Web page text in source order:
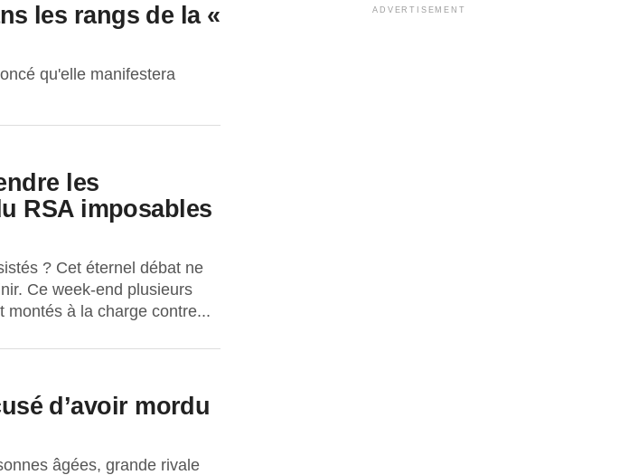
les rangs de la «
qu'elle manifestera
les
RSA imposables
? Cet éternel débat ne
Ce week-end plusieurs
montés à la charge contre...
d’avoir mordu
âgées, grande rivale
ADVERTISEMENT